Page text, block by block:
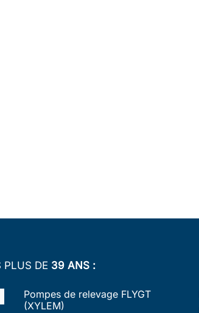
PLUS DE 39 ANS :
Pompes de relevage FLYGT
(XYLEM)